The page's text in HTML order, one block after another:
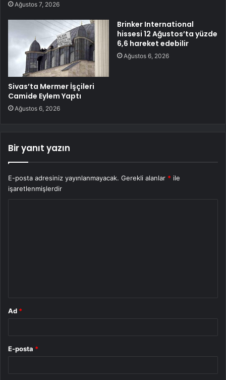
Ağustos 7, 2026
Sivas’ta Mermer İşçileri
Camide Eylem Yaptı
Ağustos 6, 2026
Brinker International
hissesi 12 Ağustos’ta yüzde
6,6 hareket edebilir
Ağustos 6, 2026
Bir yanıt yazın
E-posta adresiniz yayınlanmayacak. Gerekli alanlar * ile
işaretlenmişlerdir
Ad *
E-posta *